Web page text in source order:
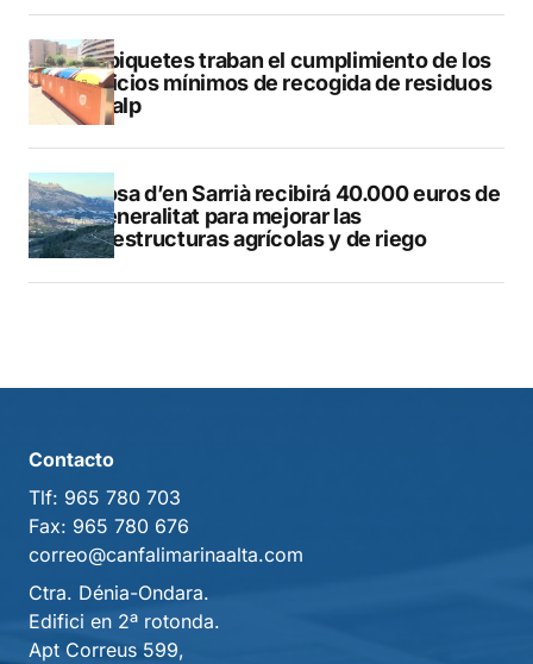
Los piquetes traban el cumplimiento de los
servicios mínimos de recogida de residuos
en Calp
Callosa d’en Sarrià recibirá 40.000 euros de
la Generalitat para mejorar las
infraestructuras agrícolas y de riego
Contacto
Tlf: 965 780 703
Fax: 965 780 676
correo@canfalimarinaalta.com
Ctra. Dénia-Ondara.
Edifici en 2ª rotonda.
Apt Correus 599,